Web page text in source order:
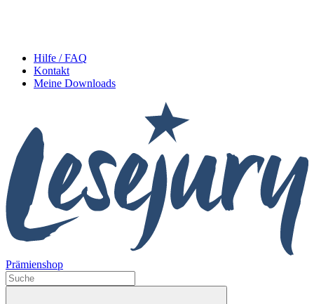
Hilfe / FAQ
Kontakt
Meine Downloads
Prämienshop